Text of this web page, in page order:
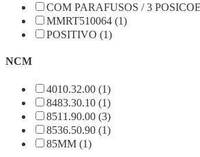
COM PARAFUSOS / 3
MMRT510064 (1)
POSITIVO (1)
NCM
4010.32.00 (1)
8483.30.10 (1)
8511.90.00 (3)
8536.50.90 (1)
85MM (1)